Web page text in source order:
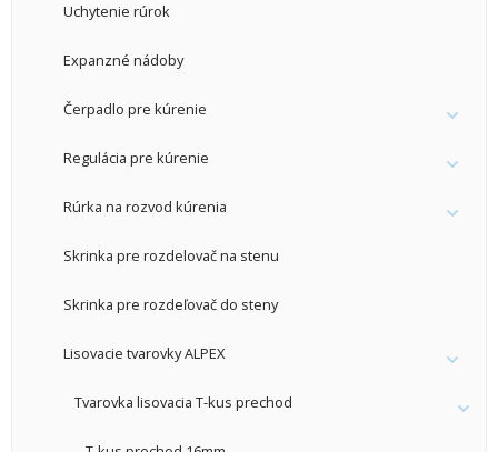
Uchytenie rúrok
Expanzné nádoby
Čerpadlo pre kúrenie
Regulácia pre kúrenie
Rúrka na rozvod kúrenia
Skrinka pre rozdelovač na stenu
Skrinka pre rozdeľovač do steny
Lisovacie tvarovky ALPEX
Tvarovka lisovacia T-kus prechod